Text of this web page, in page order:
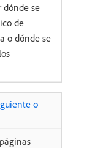
dónde se
de
o dónde se
o